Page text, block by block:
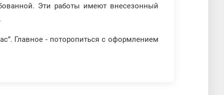
Эти работы имеют внесезонный
Главное - поторопиться с оформлением